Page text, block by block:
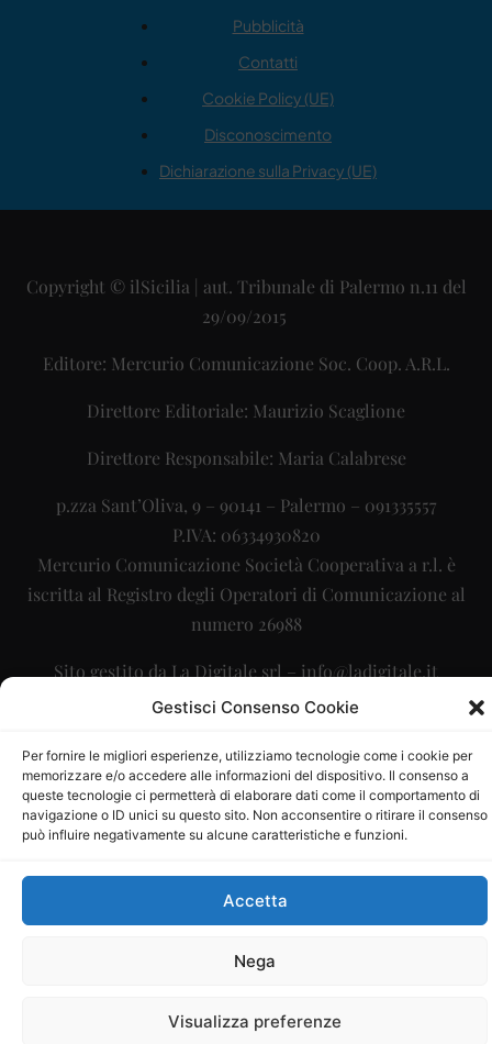
Gestisci Consenso Cookie
Per fornire le migliori esperienze, utilizziamo tecnologie come i cookie per
memorizzare e/o accedere alle informazioni del dispositivo. Il consenso a
queste tecnologie ci permetterà di elaborare dati come il comportamento di
navigazione o ID unici su questo sito. Non acconsentire o ritirare il consenso
può influire negativamente su alcune caratteristiche e funzioni.
Accetta
Nega
Visualizza preferenze
Pubblicità
Contatti
Cookie Policy (UE)
Disconoscimento
Dichiarazione sulla Privacy (UE)
Copyright © ilSicilia | aut. Tribunale di Palermo n.11 del
29/09/2015
Editore: Mercurio Comunicazione Soc. Coop. A.R.L.
Direttore Editoriale: Maurizio Scaglione
Direttore Responsabile: Maria Calabrese
p.zza Sant’Oliva, 9 – 90141 – Palermo – 091335557
P.IVA: 06334930820
Mercurio Comunicazione Società Cooperativa a r.l. è
iscritta al Registro degli Operatori di Comunicazione al
numero 26988
Sito gestito da La Digitale srl – info@ladigitale.it